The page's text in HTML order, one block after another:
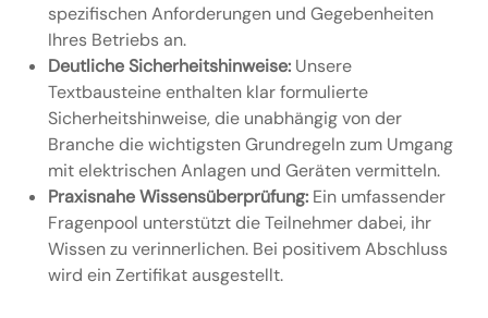
spezifischen Anforderungen und Gegebenheiten
Ihres Betriebs an.
Deutliche Sicherheitshinweise: Unsere
Textbausteine enthalten klar formulierte
Sicherheitshinweise, die unabhängig von der
Branche die wichtigsten Grundregeln zum Umgang
mit elektrischen Anlagen und Geräten vermitteln.
Praxisnahe Wissensüberprüfung: Ein umfassender
Fragenpool unterstützt die Teilnehmer dabei, ihr
Wissen zu verinnerlichen. Bei positivem Abschluss
wird ein Zertifikat ausgestellt.